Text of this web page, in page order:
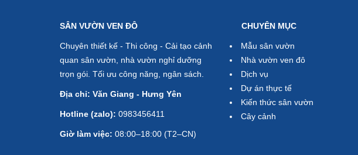
SÂN VƯỜN VEN ĐÔ
Chuyên thiết kế - Thi công - Cải tạo cảnh
quan sân vườn, nhà vườn nghỉ dưỡng
trọn gói. Tối ưu công năng, ngân sách.
Địa chỉ: Văn Giang - Hưng Yên
Hotline (zalo): 0983456411
Giờ làm việc: 08:00–18:00 (T2–CN)
CHUYÊN MỤC
Mẫu sân vườn
Nhà vườn ven đô
Dịch vụ
Dự án thực tế
Kiến thức sân vườn
Cây cảnh